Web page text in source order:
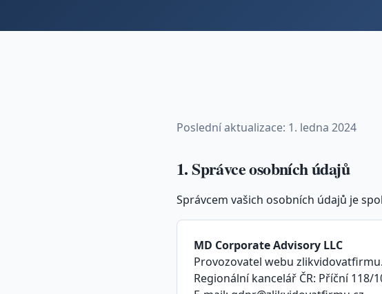
Poslední aktualizace: 1. ledna 2024
1. Správce osobních údajů
Správcem vašich osobních údajů je
MD Corporate Advisory LLC
Provozovatel webu
Regionální kancelář ČR: Příční 118/